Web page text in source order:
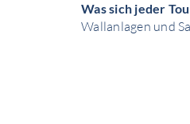
Was sich jeder
Wallanlagen und